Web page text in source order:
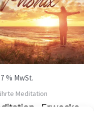
% MwSt.
Meditation
„Erwecke